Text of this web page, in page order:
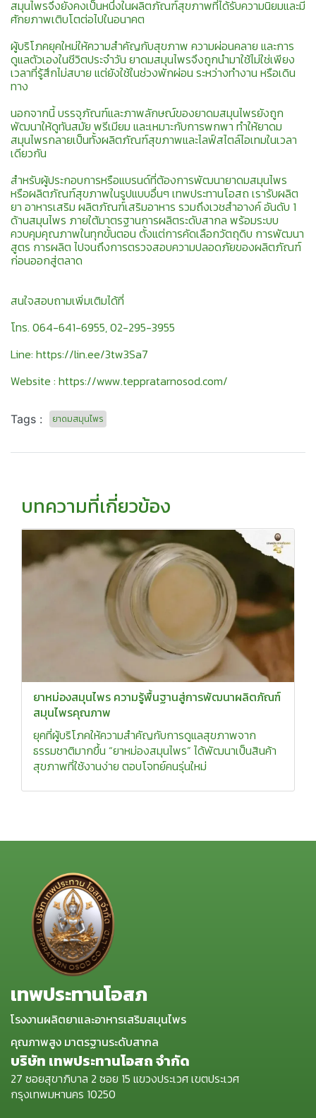
สมุนไพรจึงยังคงเป็นหนึ่งในผลิตภัณฑ์สุขภาพที่ได้รับความนิยมและมี
ศักยภาพเติบโตต่อไปในอนาคต
ผู้บริโภคยุคใหม่ให้ความสำคัญกับสุขภาพ ความผ่อนคลาย และการ
ดูแลตัวเองในชีวิตประจำวัน ยาดมสมุนไพรจึงถูกนำมาใช้ไม่ใช่เพียง
เวลาที่รู้สึกไม่สบาย แต่ยังใช้ในช่วงพักผ่อน ระหว่างทำงาน หรือเดิน
ทาง
นอกจากนี้ บรรจุภัณฑ์และภาพลักษณ์ของยาดมสมุนไพรยังถูก
พัฒนาให้ดูทันสมัย พรีเมียม และเหมาะกับการพกพา ทำให้ยาดม
สมุนไพรกลายเป็นทั้งผลิตภัณฑ์สุขภาพและไลฟ์สไตล์ไอเทมในเวลา
เดียวกัน
สำหรับผู้ประกอบการหรือแบรนด์ที่ต้องการพัฒนายาดมสมุนไพร
หรือผลิตภัณฑ์สุขภาพในรูปแบบอื่นๆ เทพประทานโอสถ เรารับผลิต
ยา อาหารเสริม ผลิตภัณฑ์เสริมอาหาร รวมถึงเวชสำอางค์ อันดับ 1
ด้านสมุนไพร ภายใต้มาตรฐานการผลิตระดับสากล พร้อมระบบ
ควบคุมคุณภาพในทุกขั้นตอน ตั้งแต่การคัดเลือกวัตถุดิบ การพัฒนา
สูตร การผลิต ไปจนถึงการตรวจสอบความปลอดภัยของผลิตภัณฑ์
ก่อนออกสู่ตลาด
สนใจสอบถามเพิ่มเติมได้ที่
โทร. 064-641-6955, 02-295-3955
Line: https://lin.ee/3tw3Sa7
Website : https://www.teppratarnosod.com/
Tags : ยาดมสมุนไพร
บทความที่เกี่ยวข้อง
ยาหม่องสมุนไพร ความรู้พื้นฐานสู่การพัฒนาผลิตภัณฑ์
สมุนไพรคุณภาพ
ยุคที่ผู้บริโภคให้ความสำคัญกับการดูแลสุขภาพจาก
ธรรมชาติมากขึ้น “ยาหม่องสมุนไพร” ได้พัฒนาเป็นสินค้า
สุขภาพที่ใช้งานง่าย ตอบโจทย์คนรุ่นใหม่
เทพประทานโอสภ
โรงงานผลิตยาและอาหารเสริมสมุนไพร
คุณภาพสูง มาตรฐานระดับสากล
บริษัท เทพประทานโอสถ จำกัด
27 ซอยสุขาภิบาล 2 ซอย 15 แขวงประเวศ เขตประเวศ
กรุงเทพมหานคร 10250